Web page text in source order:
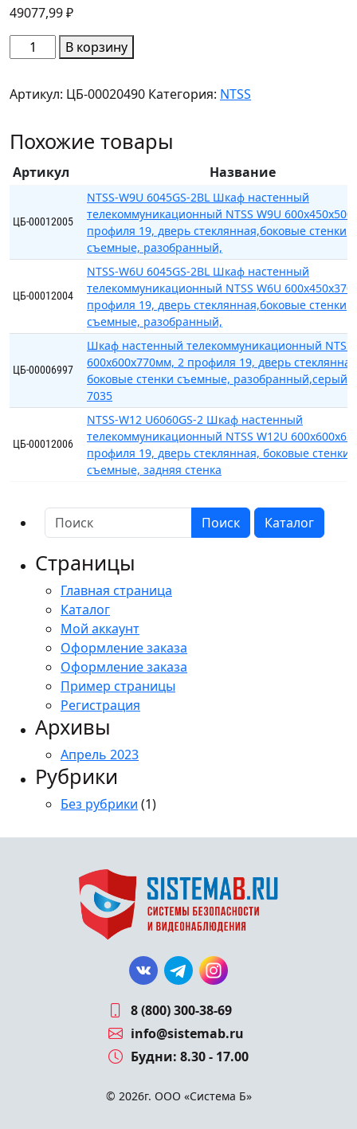
49077,99₽
Количество
товара
R22U6080GS
напольный
серверный
R
профиля
двери
В корзину
Артикул: ЦБ-00020490 Категория: NTSS
Похожие товары
Артикул Название
ЦБ-00012005
NTSS-W9U 6045GS-2BL Шкаф настенный
телекоммуникационный NTSS W9U
профиля 19, дверь стеклянная,боковые стенки
съемные, разобранный,
ЦБ-00012004
NTSS-W6U 6045GS-2BL Шкаф настенный
телекоммуникационный NTSS W6U
профиля 19, дверь стеклянная,боковые стенки
съемные, разобранный,
ЦБ-00006997
Шкаф настенный телекоммуникационный NTSS
600х600х770мм, 2 профиля 19, дверь
боковые стенки съемные, разобранный,серый
7035
ЦБ-00012006
NTSS-W12 U6060GS-2 Шкаф настенный
телекоммуникационный NTSS W12U
профиля 19, дверь стеклянная, боковые стенки
съемные, задняя стенка
Поиск Каталог
Страницы
Главная страница
Каталог
Мой аккаунт
Оформление заказа
Оформление заказа
Пример страницы
Регистрация
Архивы
Апрель 2023
Рубрики
Без рубрики (1)
8 (800) 300-38-69
info@sistemab.ru
Будни: 8.30 - 17.00
© 2026г. ООО «Система Б»